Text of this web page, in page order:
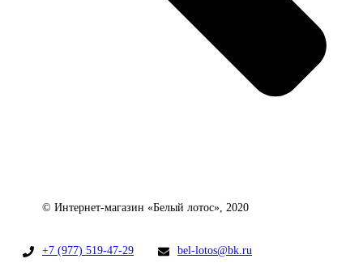
© Интернет-магазин «Белый лотос», 2020
+7 (977) 519-47-29 bel-lotos@bk.ru